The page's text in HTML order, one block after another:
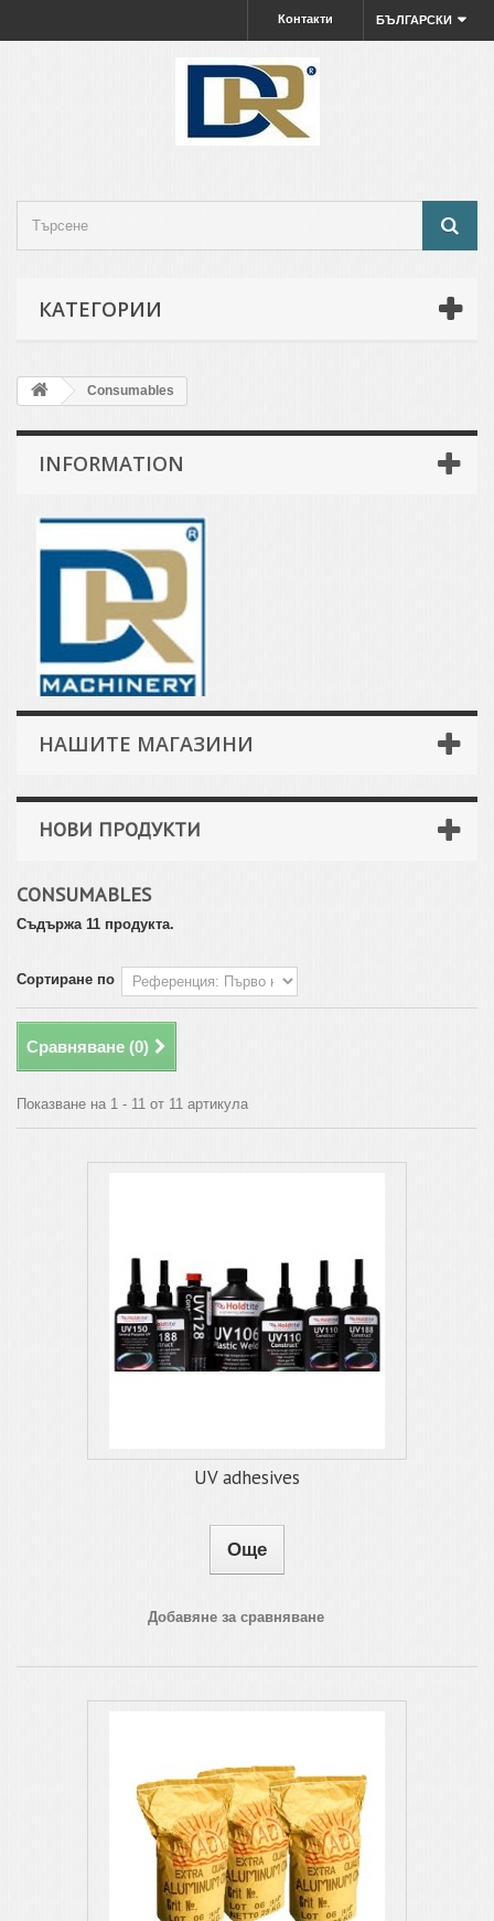
БЪЛГАРСКИ
Контакти
КАТЕГОРИИ
Consumables
INFORMATION
НАШИТЕ МАГАЗИНИ
НОВИ ПРОДУКТИ
CONSUMABLES
Съдържа 11 продукта.
Сортиране по
Сравняване (0)
Показване на 1 - 11 от 11 артикула
UV adhesives
Още
Добавяне за сравняване